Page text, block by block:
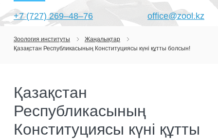
+7 (727) 269‒48‒76 office@zool.kz
БАСТЫ
МАҚСАТТАРЫ МЕН МІНДЕТТЕРІ
БАСШЫЛЫҚ
ҚҰРЫЛЫМЫ
БӨЛІМШЕЛЕР
ЗЕРТХАНАЛАР
ТЕРОЛОГИЯ ЗЕРТХАНАСЫ
ҒЫЛЫМИ-ЗЕРТТЕУ ОРТАЛЫҚТАРЫ
ЖОБАЛАР
АҒЫМДАҒЫ ЖОБАЛАР
Зоология институты
Жаңалықтар
Қазақстан Республикасының Конституциясы күні құтты болсын!
Қазақстан
Республикасының
Конституциясы күні құтты